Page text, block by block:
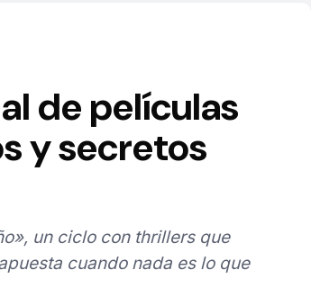
de películas
y secretos
un ciclo con thrillers que
cuando nada es lo que